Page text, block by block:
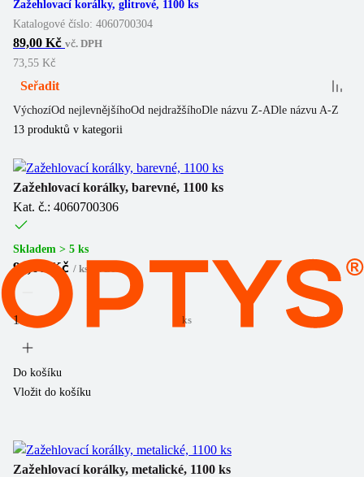
Zažehlovací korálky, glitrové, 1100 ks
Katalogové číslo: 4060700304
89,00 Kč vč. DPH
73,55 Kč
Seřadit
VýchozíOd nejlevnějšíhoOd nejdražšíhoDle názvu Z-ADle názvu A-Z
13 produktů v kategorii
Zažehlovací korálky, barevné, 1100 ks
Kat. č.: 4060700306
Skladem > 5 ks
93,00 Kč / ks vč. DPH
ks
Do košíku
Vložit do košíku
Zažehlovací korálky, metalické, 1100 ks